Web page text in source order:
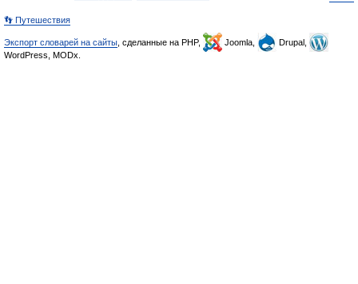
👣 Путешествия
Экспорт словарей на сайты , сделанные на PHP, Joomla,
Drupal,
WordPress, MODx.